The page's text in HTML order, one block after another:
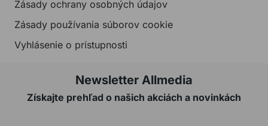
Zásady ochrany osobných údajov
Zásady používania súborov cookie
Vyhlásenie o prístupnosti
Newsletter Allmedia
Získajte prehľad o našich akciách a novinkách